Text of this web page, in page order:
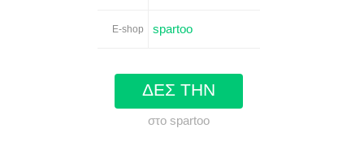
E-shop spartoo
ΔΕΣ ΤΗΝ
στο spartoo